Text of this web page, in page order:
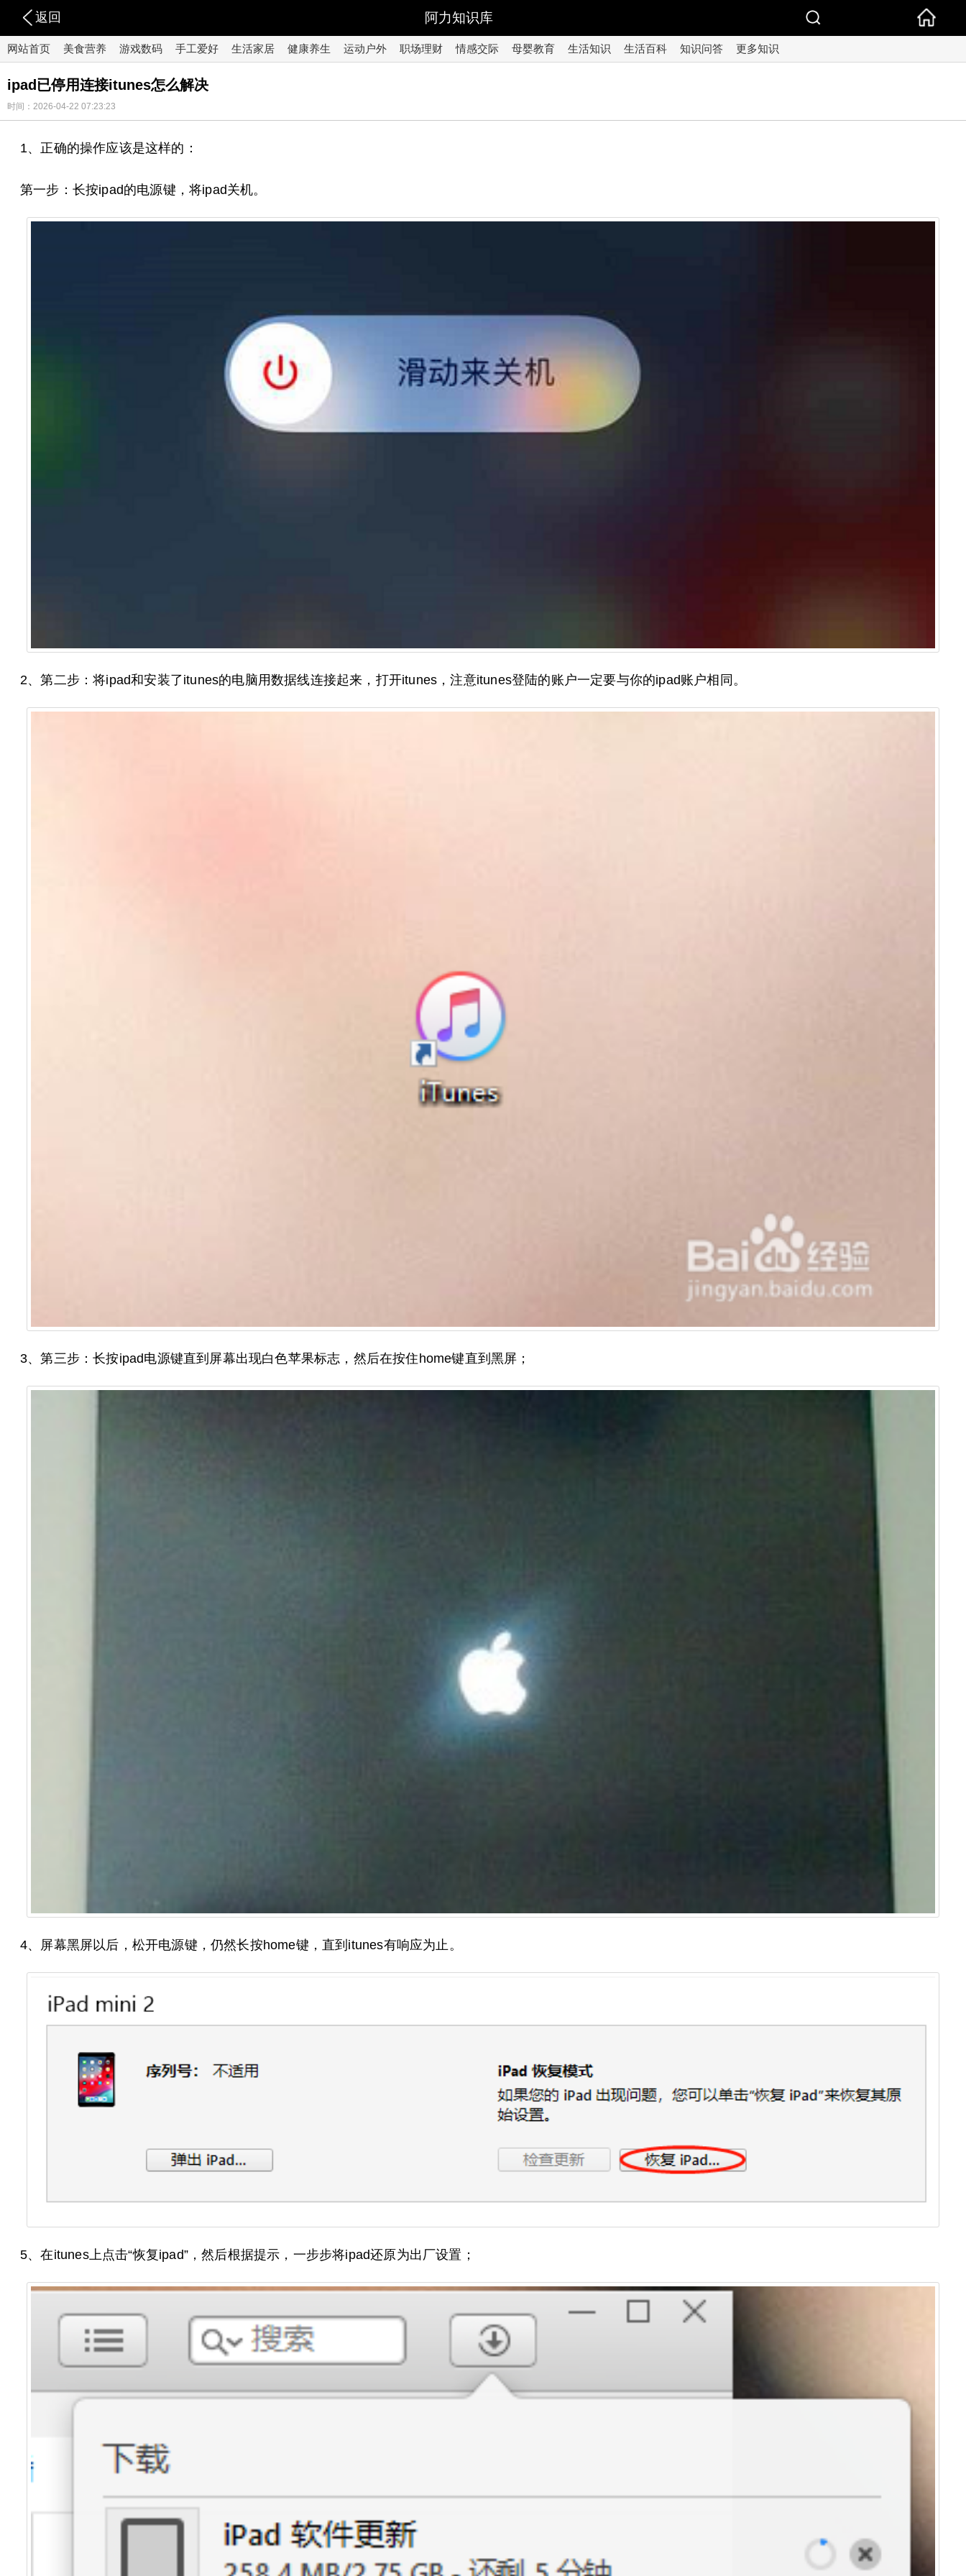
返回 阿力知识库
网站首页 美食营养 游戏数码 手工爱好 生活家居 健康养生 运动户外 职场理财 情感交际 母婴教育 生活知识 生活百科 知识问答 更多知识
ipad已停用连接itunes怎么解决
时间：2026-04-22 07:23:23
1、正确的操作应该是这样的：
第一步：长按ipad的电源键，将ipad关机。
2、第二步：将ipad和安装了itunes的电脑用数据线连接起来，打开itunes，注意itunes登陆的账户一定要与你的ipad账户相同。
3、第三步：长按ipad电源键直到屏幕出现白色苹果标志，然后在按住home键直到黑屏；
4、屏幕黑屏以后，松开电源键，仍然长按home键，直到itunes有响应为止。
5、在itunes上点击“恢复ipad”，然后根据提示，一步步将ipad还原为出厂设置；